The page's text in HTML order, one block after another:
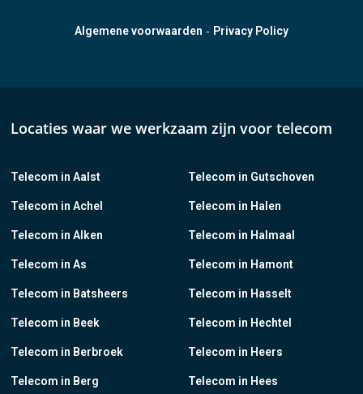
Algemene voorwaarden - Privacy Policy
Locaties waar we werkzaam zijn voor telecom
Telecom in Aalst
Telecom in Achel
Telecom in Alken
Telecom in As
Telecom in Batsheers
Telecom in Beek
Telecom in Berbroek
Telecom in Berg
Telecom in Gutschoven
Telecom in Halen
Telecom in Halmaal
Telecom in Hamont
Telecom in Hasselt
Telecom in Hechtel
Telecom in Heers
Telecom in Hees